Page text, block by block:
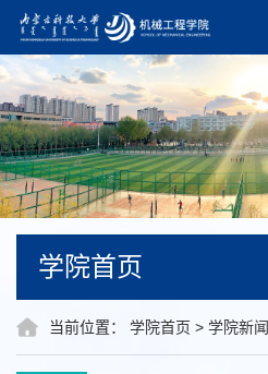
学院首页
当前位置： 学院首页 > 学院新闻